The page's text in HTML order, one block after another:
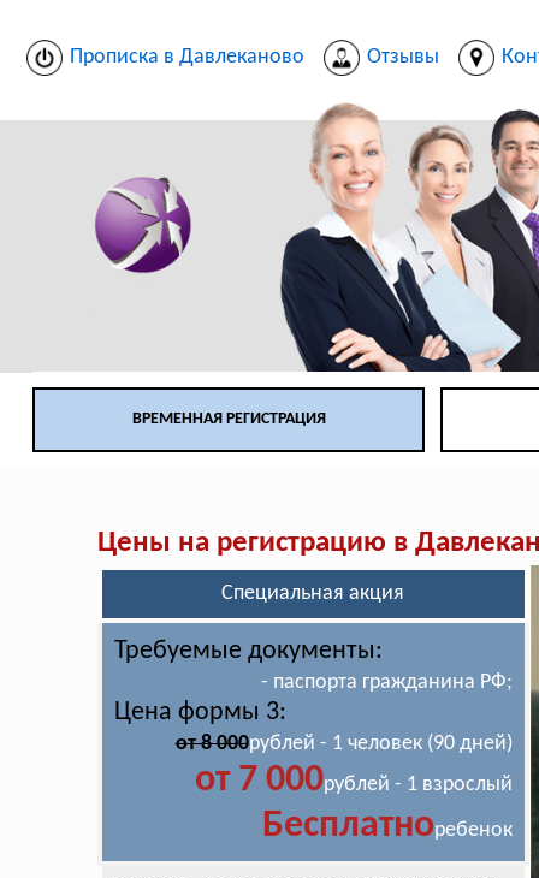
Прописка в Давлеканово Отзывы
ВРЕМЕННАЯ РЕГИСТРАЦИЯ
Цены на регистрацию в
Специальная акция
Требуемые документы:
- паспорта гражданина РФ;
Цена формы 3:
от 8 000рублей - 1 человек (90 дней)
от 7 000рублей - 1 взрослый
Бесплатноребенок